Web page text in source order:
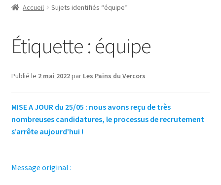
Abonnements
Qui sommes-nous
Actualités
Accueil Sujets identifiés “équipe”
Étiquette : équipe
Publié le 2 mai 2022par Les Pains du Vercors
MISE A JOUR du 25/05 : nous avons reçu de très
nombreuses candidatures, le processus de recrutement
s’arrête aujourd’hui !
Message original :